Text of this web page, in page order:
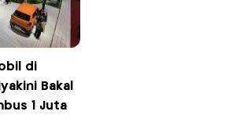
di
Bakal
1 Juta